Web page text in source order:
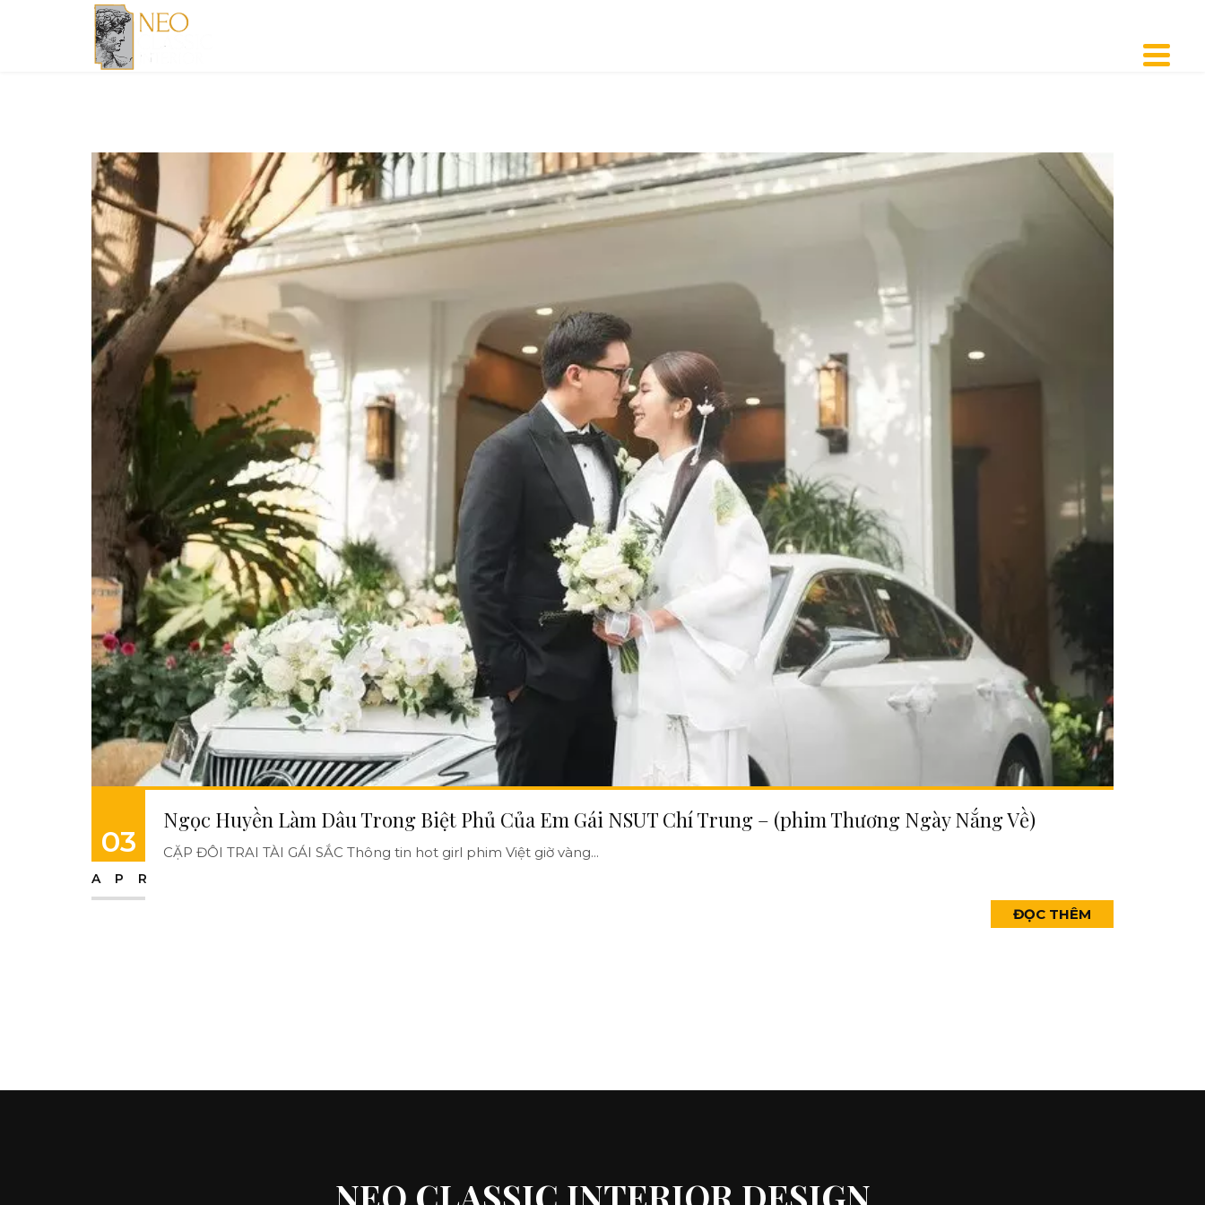
03
APR
Ngọc Huyền Làm Dâu Trong Biệt Phủ Của Em Gái NSUT Chí Trung – (phim Thương Ngày Nắng Về)
CẶP ĐÔI TRAI TÀI GÁI SẮC Thông tin hot girl phim Việt giờ vàng...
ĐỌC THÊM
NEO CLASSIC INTERIOR DESIGN